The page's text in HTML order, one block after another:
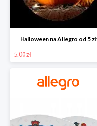
Halloween na Allegro od 5 zł
5.00 zł